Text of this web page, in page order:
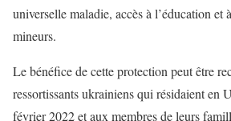
universelle maladie, accès à l’éducation et
mineurs.
Le bénéfice de cette protection peut être
ressortissants ukrainiens qui résidaient en
février 2022 et aux membres de leurs